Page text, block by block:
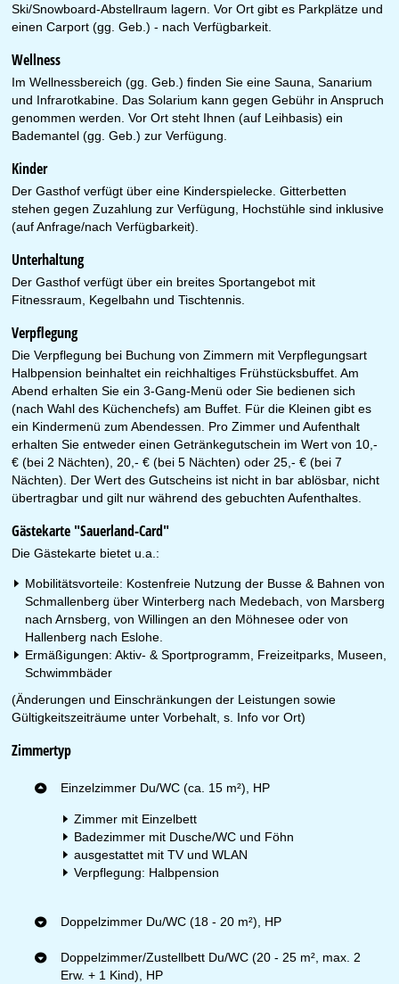
Ski/Snowboard-Abstellraum lagern. Vor Ort gibt es Parkplätze und
einen Carport (gg. Geb.) - nach Verfügbarkeit.
Wellness
Im Wellnessbereich (gg. Geb.) finden Sie eine Sauna, Sanarium
und Infrarotkabine. Das Solarium kann gegen Gebühr in Anspruch
genommen werden. Vor Ort steht Ihnen (auf Leihbasis) ein
Bademantel (gg. Geb.) zur Verfügung.
Kinder
Der Gasthof verfügt über eine Kinderspielecke. Gitterbetten
stehen gegen Zuzahlung zur Verfügung, Hochstühle sind inklusive
(auf Anfrage/nach Verfügbarkeit).
Unterhaltung
Der Gasthof verfügt über ein breites Sportangebot mit
Fitnessraum, Kegelbahn und Tischtennis.
Verpflegung
Die Verpflegung bei Buchung von Zimmern mit Verpflegungsart
Halbpension beinhaltet ein reichhaltiges Frühstücksbuffet. Am
Abend erhalten Sie ein 3-Gang-Menü oder Sie bedienen sich
(nach Wahl des Küchenchefs) am Buffet. Für die Kleinen gibt es
ein Kindermenü zum Abendessen. Pro Zimmer und Aufenthalt
erhalten Sie entweder einen Getränkegutschein im Wert von 10,-
€ (bei 2 Nächten), 20,- € (bei 5 Nächten) oder 25,- € (bei 7
Nächten). Der Wert des Gutscheins ist nicht in bar ablösbar, nicht
übertragbar und gilt nur während des gebuchten Aufenthaltes.
Gästekarte "Sauerland-Card"
Die Gästekarte bietet u.a.:
Mobilitätsvorteile: Kostenfreie Nutzung der Busse & Bahnen von
Schmallenberg über Winterberg nach Medebach, von Marsberg
nach Arnsberg, von Willingen an den Möhnesee oder von
Hallenberg nach Eslohe.
Ermäßigungen: Aktiv- & Sportprogramm, Freizeitparks, Museen,
Schwimmbäder
(Änderungen und Einschränkungen der Leistungen sowie
Gültigkeitszeiträume unter Vorbehalt, s. Info vor Ort)
Zimmertyp
Einzelzimmer Du/WC (ca. 15 m²), HP
Zimmer mit Einzelbett
Badezimmer mit Dusche/WC und Föhn
ausgestattet mit TV und WLAN
Verpflegung: Halbpension
Doppelzimmer Du/WC (18 - 20 m²), HP
Doppelzimmer/Zustellbett Du/WC (20 - 25 m², max. 2
Erw. + 1 Kind), HP